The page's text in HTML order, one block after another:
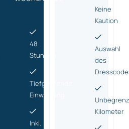
48
Stunden
Tiefgreifende
Einweisung
Inkl.
Keine
Kaution
Auswahl
des
Kilometer